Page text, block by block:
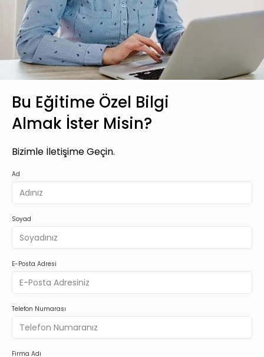
Bu Eğitime Özel Bilgi
Almak İster Misin?
Bizimle İletişime Geçin.
Ad
Soyad
E-Posta Adresi
Telefon Numarası
Firma Adı